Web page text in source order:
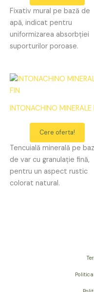
Fixativ mural pe bază de
apă, indicat pentru
uniformizarea absorbției
suporturilor poroase.
INTONACHINO MINERALE
Cere oferta!
Tencuială minerală pe
de var cu granulație fină,
pentru un aspect rustic
colorat natural.